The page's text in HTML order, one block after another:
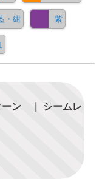
・紺 紫
ーン ｜ シームレ